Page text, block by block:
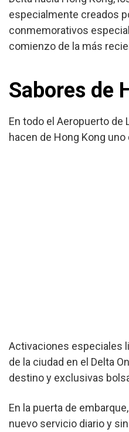
especialmente creados
conmemorativos
comienzo de la más
Sabores de
En todo el Aeropuerto de
hacen de Hong Kong
Activaciones especiales
de la ciudad en el Delta
destino y exclusivas
En la puerta de
nuevo servicio diario y